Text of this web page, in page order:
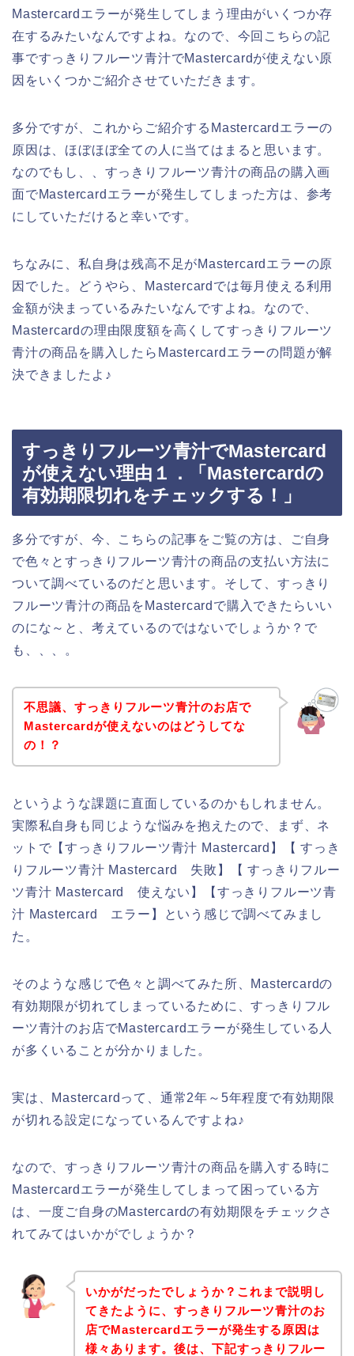
Mastercardエラーが発生してしまう理由がいくつか存
在するみたいなんですよね。なので、今回こちらの記
事ですっきりフルーツ青汁でMastercardが使えない原
因をいくつかご紹介させていただきます。
多分ですが、これからご紹介するMastercardエラーの
原因は、ほぼほぼ全ての人に当てはまると思います。
なのでもし、、すっきりフルーツ青汁の商品の購入画
面でMastercardエラーが発生してしまった方は、参考
にしていただけると幸いです。
ちなみに、私自身は残高不足がMastercardエラーの原
因でした。どうやら、Mastercardでは毎月使える利用
金額が決まっているみたいなんですよね。なので、
Mastercardの理由限度額を高くしてすっきりフルーツ
青汁の商品を購入したらMastercardエラーの問題が解
決できましたよ♪
すっきりフルーツ青汁でMastercard
が使えない理由１．「Mastercardの
有効期限切れをチェックする！」
多分ですが、今、こちらの記事をご覧の方は、ご自身
で色々とすっきりフルーツ青汁の商品の支払い方法に
ついて調べているのだと思います。そして、すっきり
フルーツ青汁の商品をMastercardで購入できたらいい
のにな～と、考えているのではないでしょうか？で
も、、、。
不思議、すっきりフルーツ青汁のお店で
Mastercardが使えないのはどうしてな
の！？
というような課題に直面しているのかもしれません。
実際私自身も同じような悩みを抱えたので、まず、ネ
ットで【すっきりフルーツ青汁 Mastercard】【 すっき
りフルーツ青汁 Mastercard 失敗】【 すっきりフルー
ツ青汁 Mastercard 使えない】【すっきりフルーツ青
汁 Mastercard エラー】という感じで調べてみまし
た。
そのような感じで色々と調べてみた所、Mastercardの
有効期限が切れてしまっているために、すっきりフル
ーツ青汁のお店でMastercardエラーが発生している人
が多くいることが分かりました。
実は、Mastercardって、通常2年～5年程度で有効期限
が切れる設定になっているんですよね♪
なので、すっきりフルーツ青汁の商品を購入する時に
Mastercardエラーが発生してしまって困っている方
は、一度ご自身のMastercardの有効期限をチェックさ
れてみてはいかがでしょうか？
いかがだったでしょうか？これまで説明し
てきたように、すっきりフルーツ青汁のお
店でMastercardエラーが発生する原因は
様々あります。後は、下記すっきりフルー